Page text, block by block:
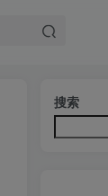
搜索